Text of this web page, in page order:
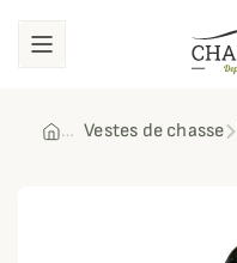
Vestes de chasse